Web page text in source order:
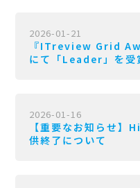
2026-01-21
『ITreview Grid
にて「Leader」を受
2026-01-16
【重要なお知らせ】
供終了について